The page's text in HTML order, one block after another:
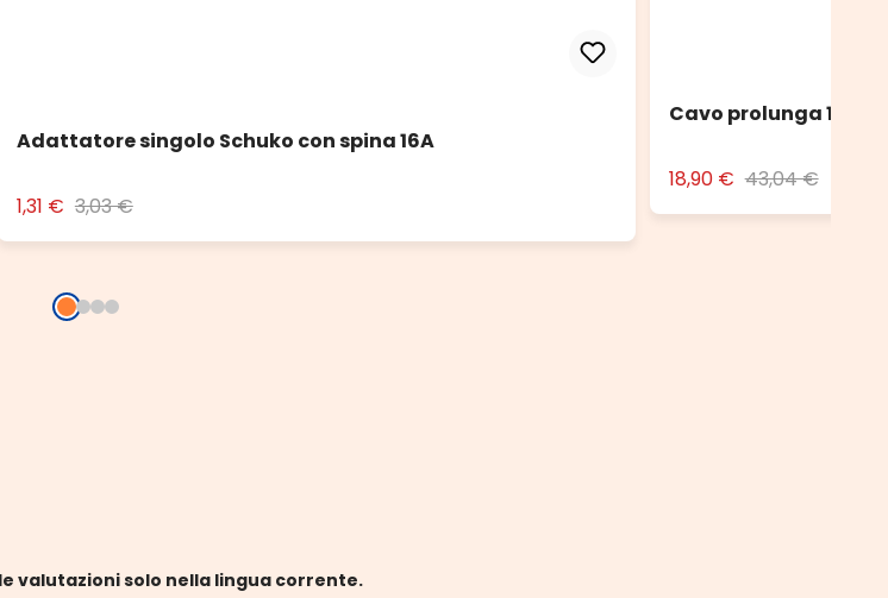
Adattatore singolo Schuko con spina 16A
1,31 € 3,03 €
Cavo prolunga 10 m
18,90 € 43,04 €
valutazioni solo nella lingua corrente.